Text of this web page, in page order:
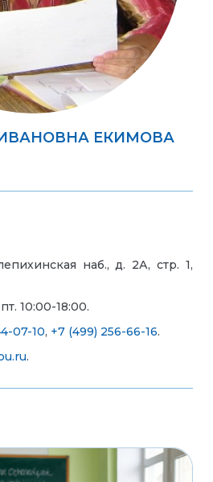
ЕКИМОВА
наб., д. 2А, стр. 1,
10:00-18:00.
07-10, +7 (499) 256-66-16.
.